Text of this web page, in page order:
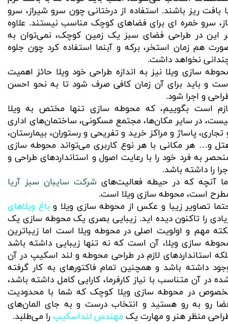
بافت ریز باشند. استفاده از درختانی چون سرو شیراز، سرو
سرو خمره ای برای فضاهای کوچک مناسب نیستند. علاوه
این در طراحی فضای سبز یک زمین کوچک، نمی‌توان به
هم زمان استخر، برکه و آبنما استفاده کرد چون جلوه
نخواهد داشت.
سازی ویلا نیز به اندازه طراحی خود ویلا حائز اهمیت
و باید برای آن زمان کافی صرف شود تا به نحو احسن
و اجرا شود.
است بگوییم، که محوطه سازی تنها مختص به ویلا
در سایر مکان‌ها، مجتمع مسکونی، ساختمان‌های اداری
تجاری، پاساژ و مراکز خرید و تفریحی و رستوران، بیمارستان،
و… هر مکانی با هر نوع کاربری می‌تواند محوطه سازی
به فرد خود را با رعایت اصول و استاندارد‌های طراحی و
را داشته باشد.
آنچه که در حیطه فعالیت‌های شرکت سایبان سبز آریا
است، محوطه سازی ویلا است.
تصاویر زیبا و عکس از محوطه سازی ویلا وباغ ویلاهای
را تاکنون دیده اید. زیبایی بصری یک محوطه سازی یک
مهم و اولویت اصلی در محوطه ویلا است اما زیباترین
سازی ویلا، آن است که نه تنها زیبایی داشته باشد
استاندارد‌های لازم در طراحی محوطه و لند اسکیپ در آن
داشته باشد و همچنین تمام فاکتور‌های به کار گرفته
در آن متناسب با نیاز کارفرما، کارایی کامل داشته باشد،
در محوطه سازی ویلا کوچک که شما با محدودیت
رو به رو هستید و انتخاب درست و به جای المان‌های
منظر هنر و مهارت یک مهندس لنداسکیپ را می‌طلبد.